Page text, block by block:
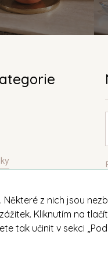
z nich jsou
Kliknutím na
tak učinit v sekci